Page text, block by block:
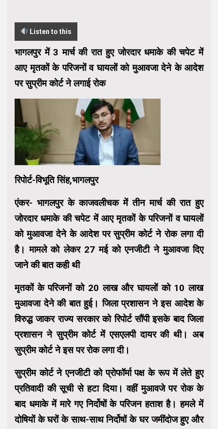
Listen to this
भागलपुर में 3 मार्च की रात हुए जोरदार धमाके की चपेट में
आए मृतकों के परिजनों व घायलों को मुआवजा देने के आदेश
पर सुप्रीम कोर्ट ने लगाई रोक
रिपोर्ट-विभूति सिंह,भागलपुर
एंकर- भागलपुर के काजवलीचक में तीन मार्च की रात हुए
जोरदार धमाके की चपेट में आए मृतकों के परिजनों व घायलों
को मुआवजा देने के आदेश पर सुप्रीम कोर्ट ने रोक लगा दी
है। मामले को लेकर 27 मई को एनजीटी ने मुआवजा दिए
जाने की बात कही थी
मृतकों के परिजनों को 20 लाख और घायलों को 10 लाख
मुआवजा देने की बात हुई। जिला प्रशासन ने इस आदेश के
विरुद्ध जाकर राज्य सरकार को रिपोर्ट सौंपी इसके बाद जिला
प्रशासन ने सुप्रीम कोर्ट में एसएलपी दायर की थी। अब
सुप्रीम कोर्ट ने इस पर रोक लगा दी।
सुप्रीम कोर्ट ने एनजीटी को प्रोफॉर्मा पक्ष के रूप में लेते हुए
प्रतिवादी की सूची से हटा दिया। वहीं मुआवजे पर रोक के
बाद धमाके में मारे गए निर्दोषों के परिजन हताश है। हमले में
दोषियों के घरों के साथ-साथ निर्दोषों के घर जमींदोज हुए और